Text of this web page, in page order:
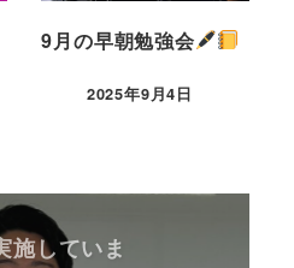
9月の早朝勉強会
2025年9月4日
施していま